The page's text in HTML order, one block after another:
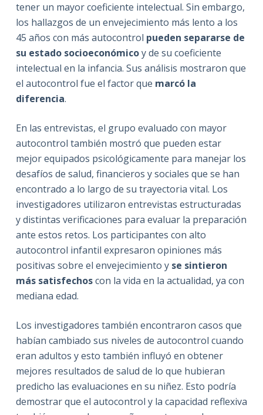
tener un mayor coeficiente intelectual. Sin embargo,
los hallazgos de un envejecimiento más lento a los
45 años con más autocontrol pueden separarse de
su estado socioeconómicoy de su coeficiente
intelectual en la infancia. Sus análisis mostraron que
el autocontrol fue el factor que marcó la
diferencia.
En las entrevistas, el grupo evaluado con mayor
autocontrol también mostró que pueden estar
mejor equipados psicológicamente para manejar los
desafíos de salud, financieros y sociales que se han
encontrado a lo largo de su trayectoria vital. Los
investigadores utilizaron entrevistas estructuradas
y distintas verificaciones para evaluar la preparación
ante estos retos. Los participantes con alto
autocontrol infantil expresaron opiniones más
positivas sobre el envejecimiento y se sintieron
más satisfechoscon la vida en la actualidad, ya con
mediana edad.
Los investigadores también encontraron casos que
habían cambiado sus niveles de autocontrol cuando
eran adultos y esto también influyó en obtener
mejores resultados de salud de lo que hubieran
predicho las evaluaciones en su niñez. Esto podría
demostrar que el autocontrol y la capacidad reflexiva